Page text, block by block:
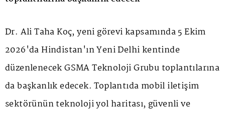
Dr. Ali Taha Koç, yeni görevi kapsamında 5 Ekim
2026'da Hindistan'ın Yeni Delhi kentinde
düzenlenecek GSMA Teknoloji Grubu toplantılarına
da başkanlık edecek. Toplantıda mobil iletişim
sektörünün teknoloji yol haritası, güvenli ve